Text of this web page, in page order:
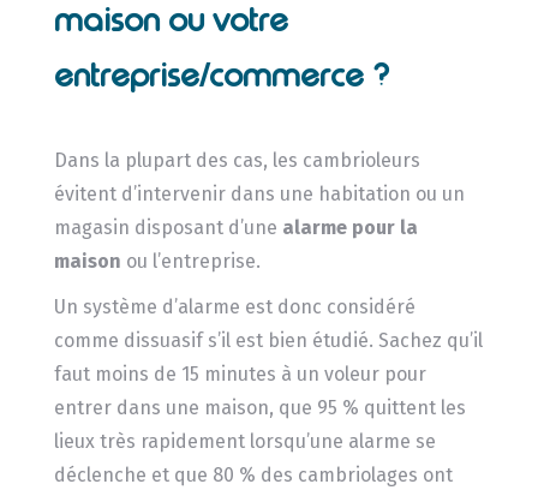
maison ou votre
entreprise/commerce ?
Dans la plupart des cas, les cambrioleurs
évitent d’intervenir dans une habitation ou un
magasin disposant d’une alarme pour la
maison ou l’entreprise.
Un système d’alarme est donc considéré
comme dissuasif s’il est bien étudié. Sachez qu’il
faut moins de 15 minutes à un voleur pour
entrer dans une maison, que 95 % quittent les
lieux très rapidement lorsqu’une alarme se
déclenche et que 80 % des cambriolages ont